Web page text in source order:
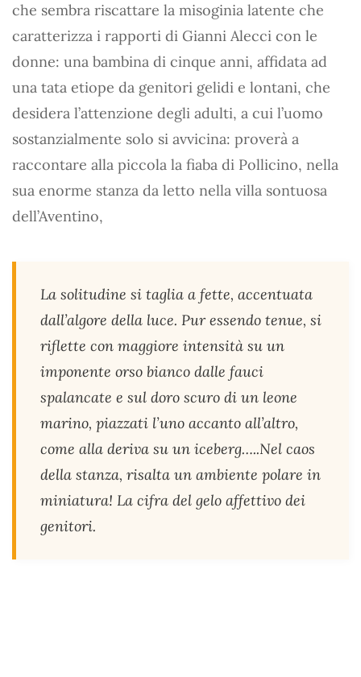
che sembra riscattare la misoginia latente che
caratterizza i rapporti di Gianni Alecci con le
donne: una bambina di cinque anni, affidata ad
una tata etiope da genitori gelidi e lontani, che
desidera l’attenzione degli adulti, a cui l’uomo
sostanzialmente solo si avvicina: proverà a
raccontare alla piccola la fiaba di Pollicino, nella
sua enorme stanza da letto nella villa sontuosa
dell’Aventino,
La solitudine si taglia a fette, accentuata
dall’algore della luce. Pur essendo tenue, si
riflette con maggiore intensità su un
imponente orso bianco dalle fauci
spalancate e sul doro scuro di un leone
marino, piazzati l’uno accanto all’altro,
come alla deriva su un iceberg…..Nel caos
della stanza, risalta un ambiente polare in
miniatura! La cifra del gelo affettivo dei
genitori.